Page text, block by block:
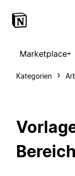
Marketplace
Kategorien